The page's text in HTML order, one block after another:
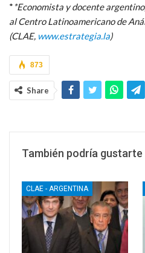
**Economista y docente
al Centro Latinoamericano de
(CLAE, www.estrategia.la)
873
Share
También podría gustarte
CLAE - ARGENTINA